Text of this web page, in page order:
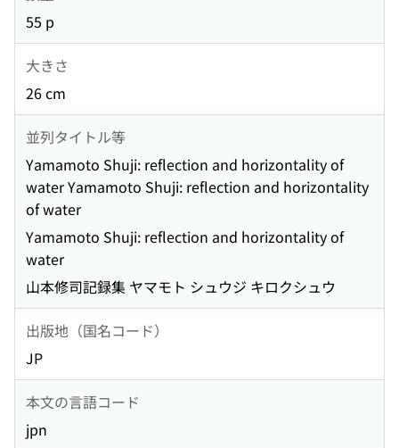
55 p
大きさ
26 cm
並列タイトル等
Yamamoto Shuji: reflection and horizontality of
water Yamamoto Shuji: reflection and horizontality
of water
Yamamoto Shuji: reflection and horizontality of
water
山本修司記録集 ヤマモト シュウジ キロクシュウ
出版地（国名コード）
JP
本文の言語コード
jpn